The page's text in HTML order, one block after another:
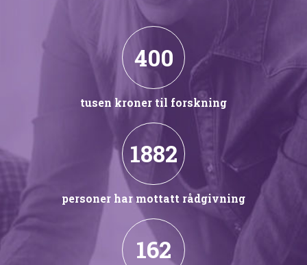
400
tusen kroner til forskning
1882
personer har mottatt rådgivning
162